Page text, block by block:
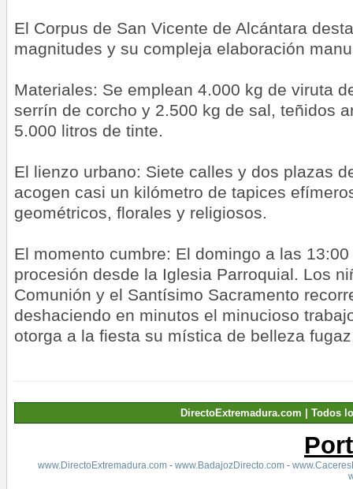
El Corpus de San Vicente de Alcántara
magnitudes y su compleja elaboración
Materiales: Se emplean 4.000 kg de viruta
serrín de corcho y 2.500 kg de sal, teñidos
5.000 litros de tinte.
El lienzo urbano: Siete calles y dos plazas
acogen casi un kilómetro de tapices
geométricos, florales y religiosos.
El momento cumbre: El domingo a las
procesión desde la Iglesia Parroquial. Los
Comunión y el Santísimo Sacramento
deshaciendo en minutos el minucioso
otorga a la fiesta su mística de belleza
DirectoExtremadura.com | Todos
www.DirectoExtremadura.com- www.BadajozDirecto.com-